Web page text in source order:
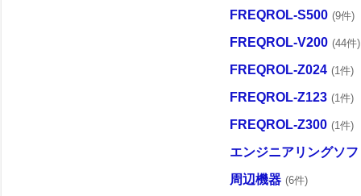
FREQROL-S500 (9件)
FREQROL-V200 (44件)
FREQROL-Z024 (1件)
FREQROL-Z123 (1件)
FREQROL-Z300 (1件)
エンジニアリングソ
周辺機器 (6件)